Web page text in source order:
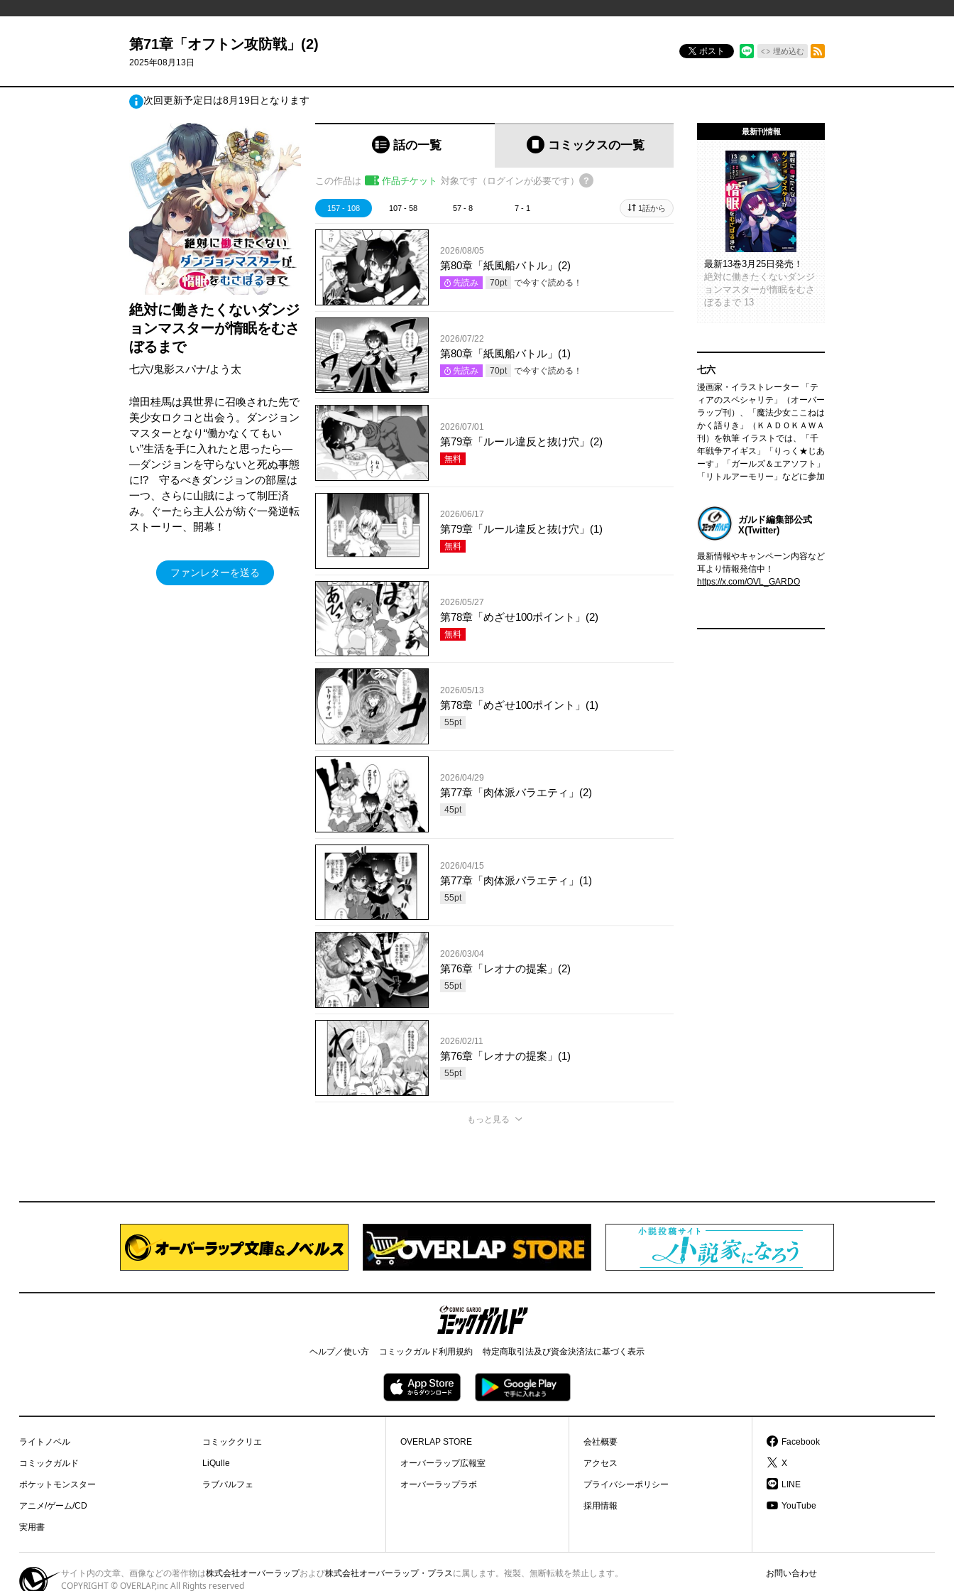
第71章「オフトン攻防戦」(2)
2025年08月13日
ポスト 埋め込む
次回更新予定日は8月19日となります
絶対に働きたくないダンジ
ョンマスターが惰眠をむさ
ぼるまで
七六/鬼影スパナ/よう太
増田桂馬は異世界に召喚された先で
美少女ロクコと出会う。ダンジョン
マスターとなり“働かなくてもい
い”生活を手に入れたと思ったら―
―ダンジョンを守らないと死ぬ事態
に!? 守るべきダンジョンの部屋は
一つ、さらに山賊によって制圧済
み。ぐーたら主人公が紡ぐ一発逆転
ストーリー、開幕！
ファンレターを送る
話の一覧 コミックスの一覧
この作品は 作品チケット 対象です（ログインが必要です）
157 - 108 107 - 58 57 - 8 7 - 1 1話から
2026/08/05
第80章「紙風船バトル」(2)
先読み 70pt で今すぐ読める！
2026/07/22
第80章「紙風船バトル」(1)
先読み 70pt で今すぐ読める！
2026/07/01
第79章「ルール違反と抜け穴」(2)
無料
2026/06/17
第79章「ルール違反と抜け穴」(1)
無料
2026/05/27
第78章「めざせ100ポイント」(2)
無料
2026/05/13
第78章「めざせ100ポイント」(1)
55pt
2026/04/29
第77章「肉体派バラエティ」(2)
45pt
2026/04/15
第77章「肉体派バラエティ」(1)
55pt
2026/03/04
第76章「レオナの提案」(2)
55pt
2026/02/11
第76章「レオナの提案」(1)
55pt
もっと見る
最新刊情報
最新13巻3月25日発売！
絶対に働きたくないダンジ
ョンマスターが惰眠をむさ
ぼるまで 13
七六
漫画家・イラストレーター 「テ
ィアのスペシャリテ」（オーバー
ラップ刊）、「魔法少女ここねは
かく語りき」（ＫＡＤＯＫＡＷＡ
刊）を執筆 イラストでは、「千
年戦争アイギス」「りっく★じあ
ーす」「ガールズ＆エアソフト」
「リトルアーモリー」などに参加
ガルド編集部公式
X(Twitter)
最新情報やキャンペーン内容など
耳より情報発信中！
https://x.com/OVL_GARDO
コミックガルド
ヘルプ／使い方 コミックガルド利用規約 特定商取引法及び資金決済法に基づく表示
ライトノベル
コミックガルド
ポケットモンスター
アニメ/ゲーム/CD
実用書
コミッククリエ
LiQulle
ラブパルフェ
OVERLAP STORE
オーバーラップ広報室
オーバーラップラボ
会社概要
アクセス
プライバシーポリシー
採用情報
Facebook
X
LINE
YouTube
お問い合わせ
サイト内の文章、画像などの著作物は株式会社オーバーラップおよび株式会社オーバーラップ・プラス に属します。複製、無断転載を禁止します。
COPYRIGHT © OVERLAP,inc All Rights reserved